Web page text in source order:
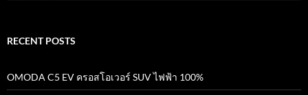
RECENT POSTS
OMODA C5 EV ครอสโอเวอร์ SUV ไฟฟ้า 100%